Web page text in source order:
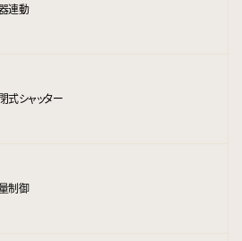
連動
式シャッター
制御